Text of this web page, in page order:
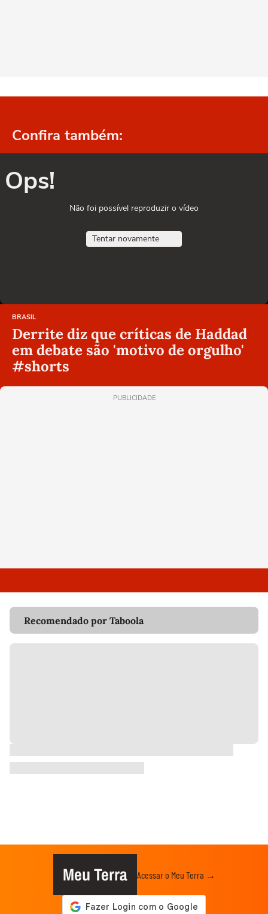
Confira também:
Ops!
Não foi possível reproduzir o vídeo
Tentar novamente
BRASIL
Derrite diz que críticas de Haddad
em debate são 'motivo de orgulho'
#shorts
PUBLICIDADE
Recomendado por Taboola
Meu Terra Acessar o Meu Terra →